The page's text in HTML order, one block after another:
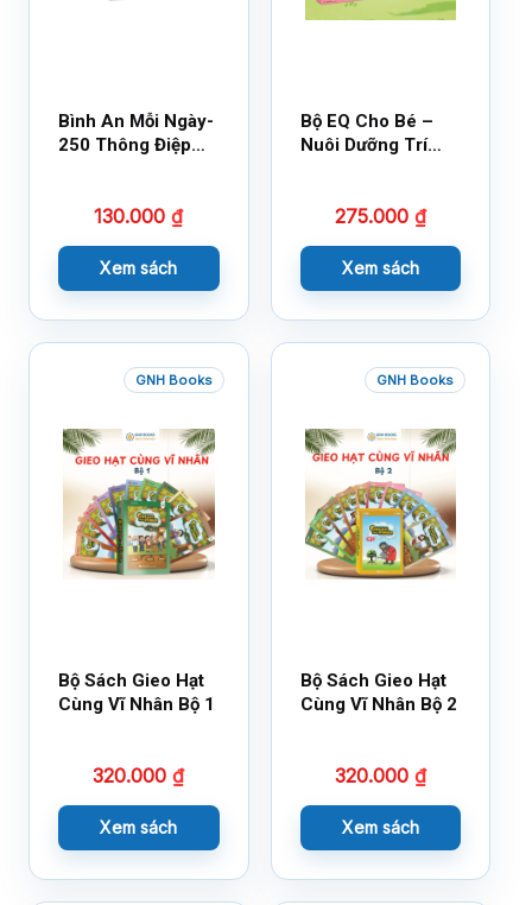
Bình An Mỗi Ngày-
250 Thông Điệp
130.000₫
Xem sách
Bộ EQ Cho Bé –
Nuôi Dưỡng Trí
275.000 ₫
Xem sách
GNH Books
Bộ Sách Gieo Hạt
Cùng Vĩ Nhân Bộ 1
320.000₫
Xem sách
GNH Books
Bộ Sách Gieo Hạt
Cùng Vĩ Nhân Bộ 2
320.000 ₫
Xem sách